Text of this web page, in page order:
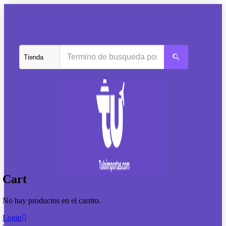
Cart
No hay productos en el carrito.
Login